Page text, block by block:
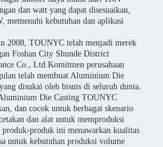
dan watt yang dapat disesuaikan,
memenuhi kebutuhan dan aplikasi
2008, TOUNYC telah menjadi merek
Foshan City Shunde District
Co., Ltd.Komitmen perusahaan
telah membuat Aluminium Die
disukai oleh bisnis di seluruh dunia.
Die Casting TOUNYC
dan cocok untuk berbagai skenario
dan alat untuk memproduksi
produk-produk ini menawarkan kualitas
untuk kebutuhan produksi volume